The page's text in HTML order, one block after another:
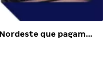
que pagam…